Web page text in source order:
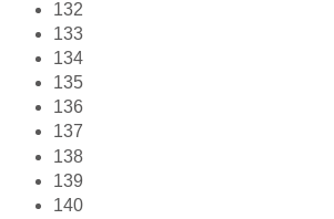
132
133
134
135
136
137
138
139
140